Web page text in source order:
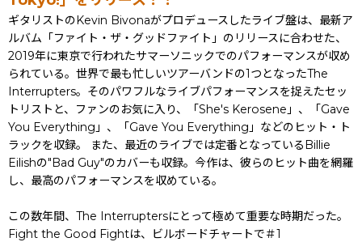
ギタリストのKevin Bivonaがプロデュースしたライブ盤は、最新ア
ルバム「ファイト・ザ・グッドファイト」のリリースに合わせた、
2019年に東京で行われたサマーソニックでのパフォーマンスが収め
られている。世界で最も忙しいツアーバンドの1つとなったThe
Interrupters。そのパワフルなライブパフォーマンスを捉えたセッ
トリストと、ファンのお気に入り、「She's Kerosene」、「Gave
You Everything」、「Gave You Everything」などのヒット・ト
ラックを収録。 また、最近のライブでは定番となっているBillie
Eilishの"Bad Guy"のカバーも収録。今作は、彼らのヒット曲を網羅
し、最高のパフォーマンスを収めている。
この数年間、The Interruptersにとって極めて重要な時期だった。
Fight the Good Fightは、ビルボードチャートで＃1